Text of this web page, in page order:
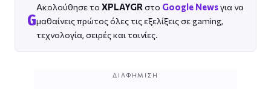
G
Ακολούθησε το XPLAYGR στο Google Newsγια να
μαθαίνεις πρώτος όλες τις εξελίξεις σε gaming,
τεχνολογία, σειρές και ταινίες.
ΔΙΑΦΉΜΙΣΗ